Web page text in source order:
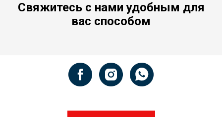
Свяжитесь с нами удобным для
вас способом